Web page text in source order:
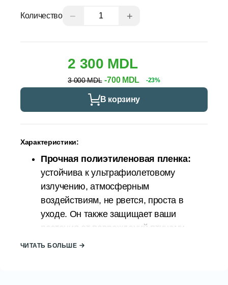
Количество − +
2 300 MDL
3 000 MDL -700 MDL -23%
В корзину
Характеристики:
Прочная полиэтиленовая пленка:
устойчива к ультрафиолетовому
излучению, атмосферным
воздействиям, не рвется, проста в
уходе. Он также защищает ваши
растения от повреждений птицами,
обеспечивая при этом сохранение
ЧИТАТЬ БОЛЬШЕ